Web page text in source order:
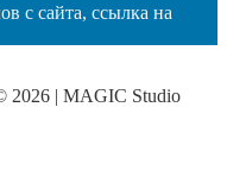
с сайта, ссылка на
2026 | MAGIC Studio